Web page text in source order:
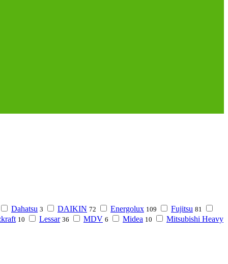
Dahatsu 3 DAIKIN 72 Energolux 109 Fujitsu 81
10 Lessar 36 MDV 6 Midea 10 Mitsubishi Heavy